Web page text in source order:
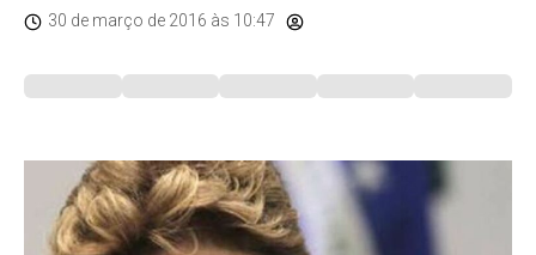
30 de março de 2016 às 10:47